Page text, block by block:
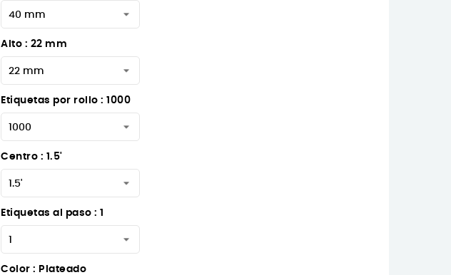
Alto : 22 mm
Etiquetas por rollo : 1000
Centro : 1.5'
Etiquetas al paso : 1
Color : Plateado